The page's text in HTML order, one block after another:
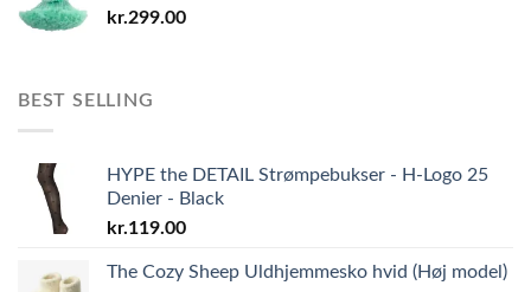
kr.299.00
BEST SELLING
HYPE the DETAIL Strømpebukser - H-Logo 25
Denier - Black
kr.119.00
The Cozy Sheep Uldhjemmesko hvid (Høj model)